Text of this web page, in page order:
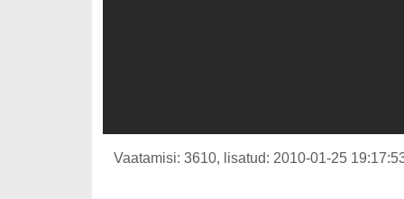
Vaatamisi: 3610, lisatud: 2010-01-25